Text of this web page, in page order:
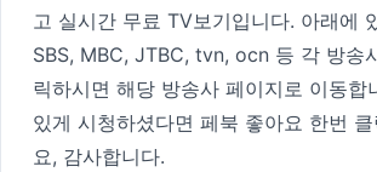
고 실시간 무료 TV보기입니다. 아래에
SBS, MBC, JTBC, tvn, ocn 등 각 방송
릭하시면 해당 방송사 페이지로 이동
있게 시청하셨다면 페북 좋아요 한번
요, 감사합니다.